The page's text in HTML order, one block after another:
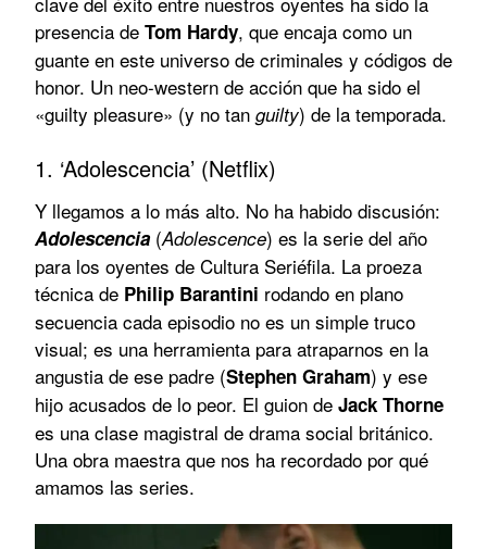
presencia de Tom Hardy, que encaja como un
guante en este universo de criminales y códigos de
honor. Un neo-western de acción que ha sido el
«guilty pleasure» (y no tan guilty) de la temporada.
1. ‘Adolescencia’ (Netflix)
Y llegamos a lo más alto. No ha habido discusión:
Adolescencia (Adolescence) es la serie del año
para los oyentes de Cultura Seriéfila. La proeza
técnica de Philip Barantini rodando en plano
secuencia cada episodio no es un simple truco
visual; es una herramienta para atraparnos en la
angustia de ese padre (Stephen Graham) y ese
hijo acusados de lo peor. El guion de Jack Thorne
es una clase magistral de drama social británico.
Una obra maestra que nos ha recordado por qué
amamos las series.